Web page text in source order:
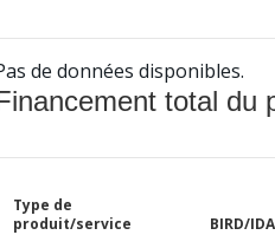
de données disponibles.
total du
Type de
produit/service
BIRD/IDA